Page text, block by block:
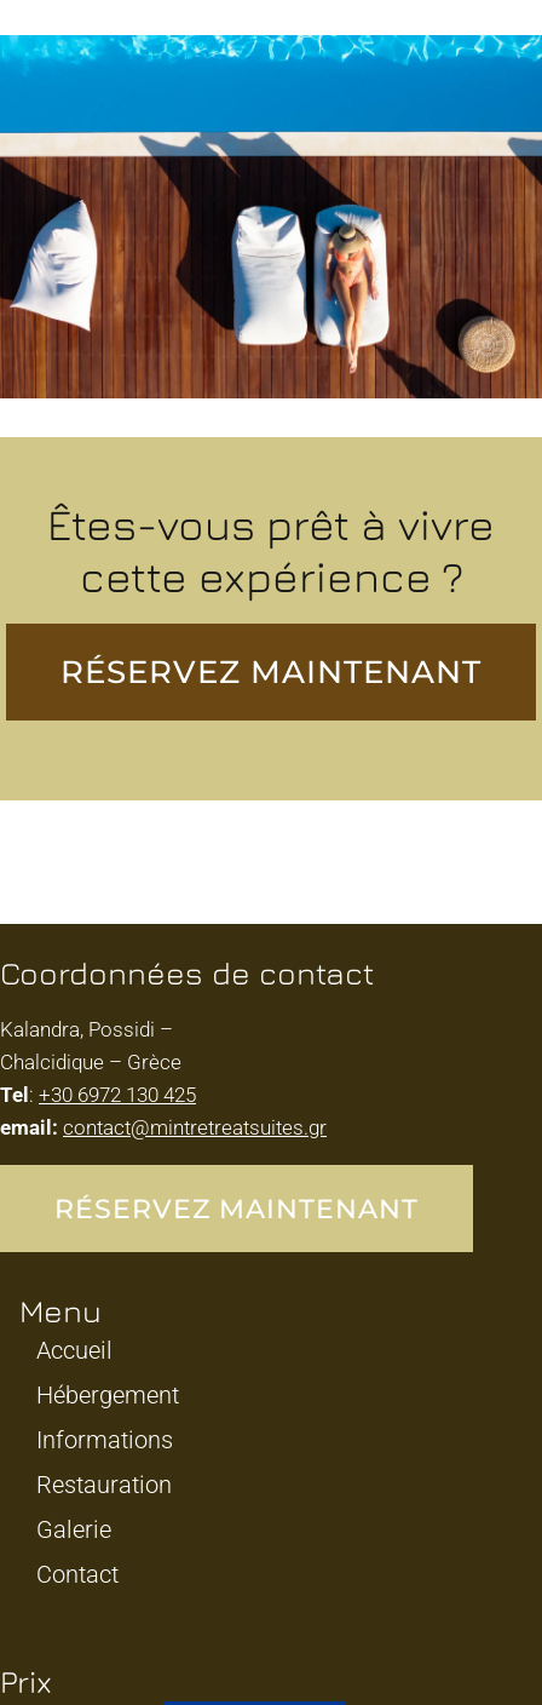
Êtes-vous prêt à vivre
cette expérience ?
RÉSERVEZ MAINTENANT
Coordonnées de contact
Kalandra, Possidi –
Chalcidique – Grèce
Tel : +30 6972 130 425
email: contact@mintretreatsuites.gr
RÉSERVEZ MAINTENANT
Menu
Accueil
Hébergement
Informations
Restauration
Galerie
Contact
Prix